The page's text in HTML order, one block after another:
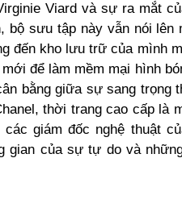
Viard và sự ra mắt
bộ sưu tập này vẫn nói lên
đến kho lưu trữ của mình
để làm mềm mại hình
bằng giữa sự sang trọng
thời trang cao cấp là
giám đốc nghệ thuật
gian của sự tự do và